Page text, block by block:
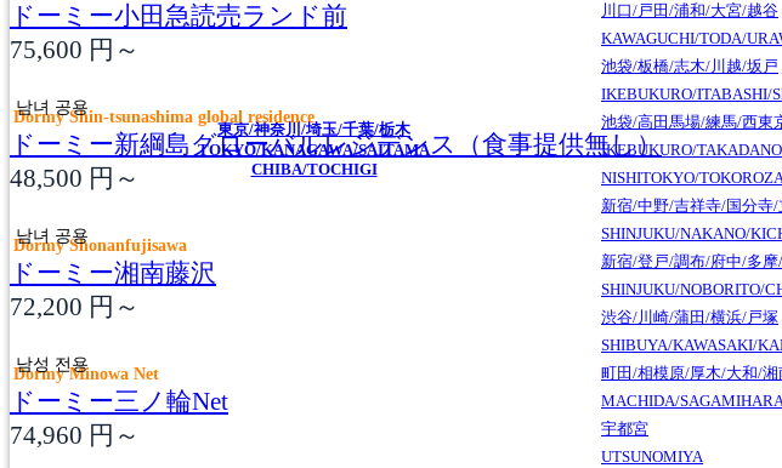
東京/神奈川/埼玉/千葉/栃木
TOKYO/KANAGAWA/SAITAMA
CHIBA/TOCHIGI
川口/戸田/浦和/大宮/越谷
KAWAGUCHI/TODA/
池袋/板橋/志木/川越/坂戸
IKEBUKURO/ITABASHI/
池袋/高田馬場/練馬/西東
IKEBUKURO/
NISHITOKYO/
新宿/中野/吉祥寺/国分寺/
SHINJUKU/NAKANO/
新宿/登戸/調布/府中/多
SHINJUKU/NOBORITO/
渋谷/川崎/蒲田/横浜/戸塚
SHIBUYA/KAWASAKI/
町田/相模原/厚木/大和/湘
MACHIDA/
宇都宮
UTSUNOMIYA
ドーミー小田急読売ランド前
75,600 円～
남녀 공용
Dormy Shin-tsunashima global residence
ドーミー新綱島グローバルレジデンス（食事提供無し）
48,500 円～
남녀 공용
Dormy Shonanfujisawa
ドーミー湘南藤沢
72,200 円～
남성 전용
Dormy Minowa Net
ドーミー三ノ輪Net
74,960 円～